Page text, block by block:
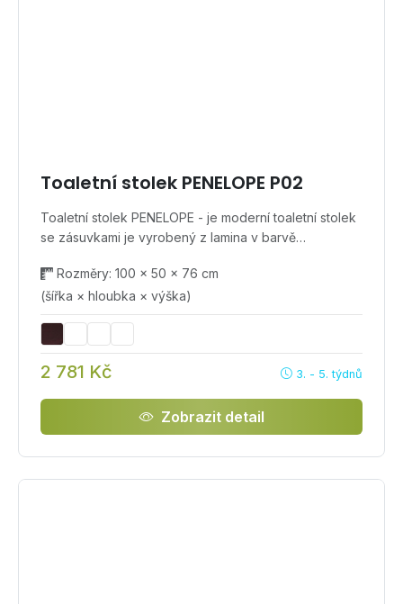
Toaletní stolek PENELOPE P02
Toaletní stolek PENELOPE - je moderní toaletní stolek
se zásuvkami je vyrobený z lamina v barvě…
Rozměry: 100 × 50 × 76 cm
(šířka × hloubka × výška)
2 781 Kč 3. - 5. týdnů
Zobrazit detail